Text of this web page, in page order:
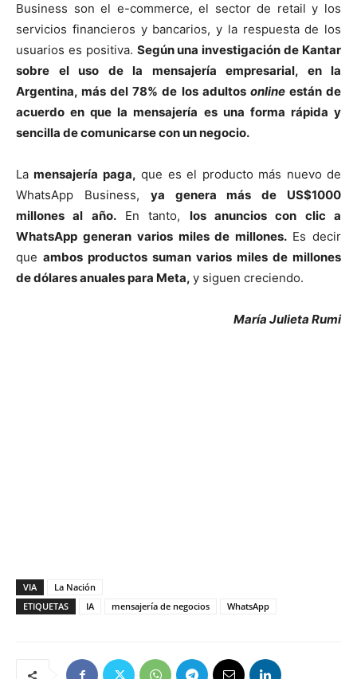
Business son el e-commerce, el sector de retail y los
servicios financieros y bancarios, y la respuesta de los
usuarios es positiva. Según una investigación de Kantar
sobre el uso de la mensajería empresarial, en la
Argentina, más del 78% de los adultos online están de
acuerdo en que la mensajería es una forma rápida y
sencilla de comunicarse con un negocio.
Lamensajería paga, que es el producto más nuevo de
WhatsApp Business, ya genera más de US$1000
millones al año.En tanto, los anuncios con clic a
WhatsApp generan varios miles de millones. Es decir
que ambos productos suman varios miles de millones
de dólares anuales para Meta, y siguen creciendo.
María Julieta Rumi
VIA
La Nación
ETIQUETAS
IA mensajería de negocios WhatsApp